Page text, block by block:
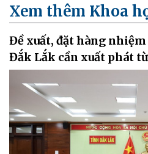
Xem thêm Khoa
Đề xuất, đặt hàng
Đắk Lắk cần xuất phát